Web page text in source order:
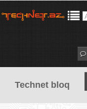
Technet bloq